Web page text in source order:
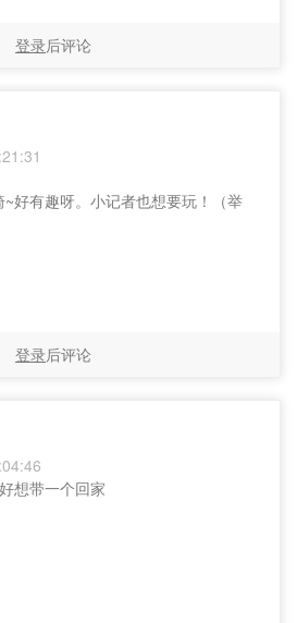
登录后评论
好有趣呀。小记者也想要玩！（举
登录后评论
想带一个回家